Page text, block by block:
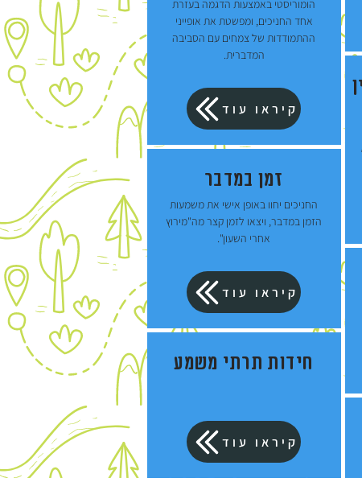
הומוריסטי באמצעות הדגמה בעזרת
אחד החניכים, ומפשטת את אופייני
ההתמודדות של צמחים עם הסביבה
המדברית.
קיראו עוד
זמן במדבר
החניכים יחוו באופן אישי את משמעות
הזמן במדבר, ויצאו לזמן קצר מה"מירוץ
אחרי השעון".
קיראו עוד
חידות תרתי משמע
קיראו עוד